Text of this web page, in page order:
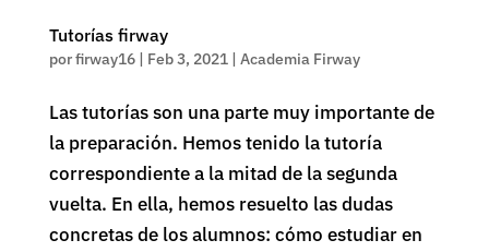
Tutorías firway
porfirway16| Feb 3, 2021| Academia Firway
Las tutorías son una parte muy importante de
la preparación. Hemos tenido la tutoría
correspondiente a la mitad de la segunda
vuelta. En ella, hemos resuelto las dudas
concretas de los alumnos: cómo estudiar en